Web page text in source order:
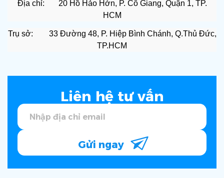
Địa chỉ: 20 Hồ Hảo Hớn, P. Cô Giang, Quận 1, TP.
HCM
Trụ sở: 33 Đường 48, P. Hiệp Bình Chánh, Q.Thủ Đức,
TP.HCM
Liên hệ tư vấn
Gửi ngay